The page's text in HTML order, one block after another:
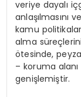
veriye dayalı
anlaşılmasını
kamu
alma
ötesinde,
– koruma
genişlemiştir.